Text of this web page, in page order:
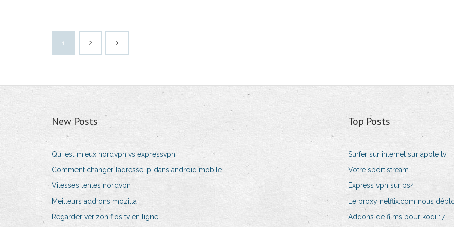
1 2
New Posts
Qui est mieux nordvpn vs expressvpn
Comment changer ladresse ip dans android mobile
Vitesses lentes nordvpn
Meilleurs add ons mozilla
Regarder verizon fios tv en ligne
Top Posts
Surfer sur internet sur apple tv
Votre sport.stream
Express vpn sur ps4
Le proxy netflix.com nous
Addons de films pour kodi 17